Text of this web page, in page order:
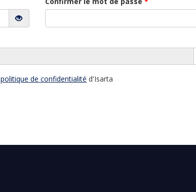
politique de confidentialité d'Isarta